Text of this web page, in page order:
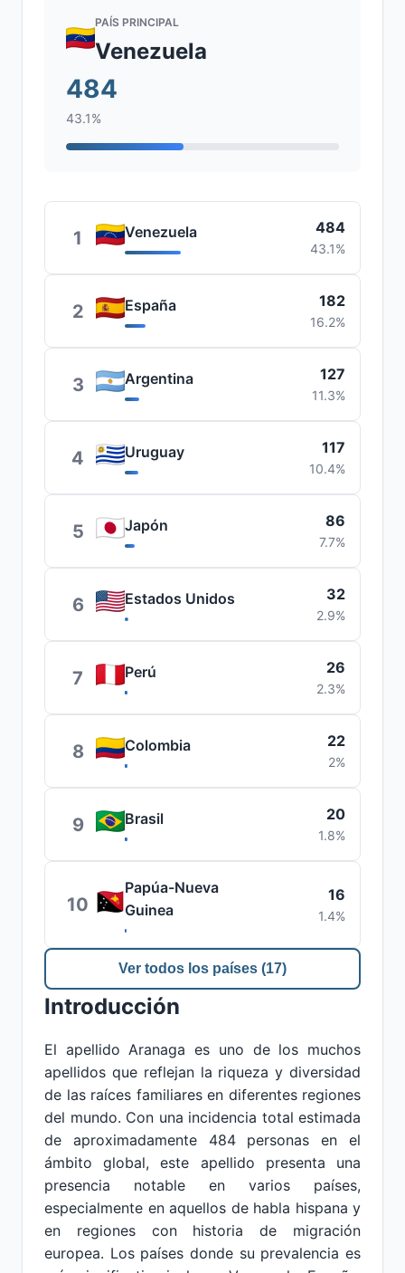
PAÍS PRINCIPAL
Venezuela
484
43.1%
1 Venezuela 484
43.1%
2 España 182
16.2%
3 Argentina 127
11.3%
4 Uruguay 117
10.4%
5 Japón 86
7.7%
6 Estados Unidos 32
2.9%
7 Perú 26
2.3%
8 Colombia 22
2%
9 Brasil 20
1.8%
10
Papúa-Nueva
Guinea
16
1.4%
Ver todos los países (17)
Introducción
El apellido Aranaga es uno de los muchos
apellidos que reflejan la riqueza y diversidad
de las raíces familiares en diferentes regiones
del mundo. Con una incidencia total estimada
de aproximadamente 484 personas en el
ámbito global, este apellido presenta una
presencia notable en varios países,
especialmente en aquellos de habla hispana y
en regiones con historia de migración
europea. Los países donde su prevalencia es